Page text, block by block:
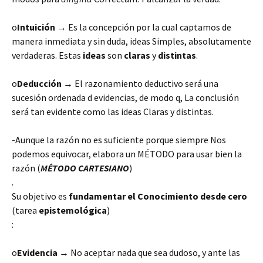
oIntuición → Es la concepción por la cual captamos de
manera inmediata y sin duda, ideas Simples, absolutamente
verdaderas. Estas ideas son claras ydistintas.
oDeducción → El razonamiento deductivo será una
sucesión ordenada d evidencias, de modo q, La conclusión
será tan evidente como las ideas Claras y distintas.
-Aunque la razón no es suficiente porque siempre Nos
podemos equivocar, elabora un MÉTODO para usar bien la
razón (MÉTODO CARTESIANO)
.
Su objetivo es fundamentar el Conocimiento desde cero
(tarea epistemológica)
:
oEvidencia → No aceptar nada que sea dudoso, y ante las